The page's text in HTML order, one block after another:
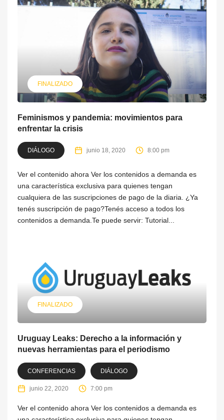
FINALIZADO
Feminismos y pandemia: movimientos para
enfrentar la crisis
DIÁLOGO junio 18, 2020 8:00 pm
Ver el contenido ahora Ver los contenidos a demanda es
una característica exclusiva para quienes tengan
cualquiera de las suscripciones de pago de la diaria. ¿Ya
tenés suscripción de pago?Tenés acceso a todos los
contenidos a demanda.Te puede servir: Tutorial...
FINALIZADO
Uruguay Leaks: Derecho a la información y
nuevas herramientas para el periodismo
CONFERENCIAS DIÁLOGO
junio 22, 2020 7:00 pm
Ver el contenido ahora Ver los contenidos a demanda es